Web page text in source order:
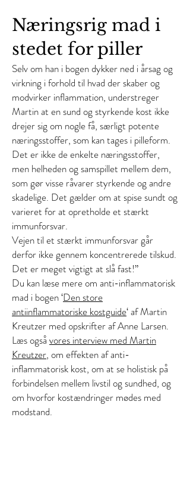
Næringsrig mad i
stedet for piller
Selv om han i bogen dykker ned i årsag og
virkning i forhold til hvad der skaber og
modvirker inflammation, understreger
Martin at en sund og styrkende kost ikke
drejer sig om nogle få, særligt potente
næringsstoffer, som kan tages i pilleform.
Det er ikke de enkelte næringsstoffer,
men helheden og samspillet mellem dem,
som gør visse råvarer styrkende og andre
skadelige. Det gælder om at spise sundt og
varieret for at opretholde et stærkt
immunforsvar.
Vejen til et stærkt immunforsvar går
derfor ikke gennem koncentrerede tilskud.
Det er meget vigtigt at slå fast!”
Du kan læse mere om anti-inflammatorisk
mad i bogen ‘Den store
antiinflammatoriske kostguide‘ af Martin
Kreutzer med opskrifter af Anne Larsen.
Læs også vores interview med Martin
Kreutzer, om effekten af anti-
inflammatorisk kost, om at se holistisk på
forbindelsen mellem livstil og sundhed, og
om hvorfor kostændringer mødes med
modstand.